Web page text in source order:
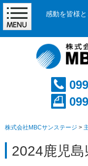
感動を皆様
株式会社MBCサンステージ >
2024鹿児